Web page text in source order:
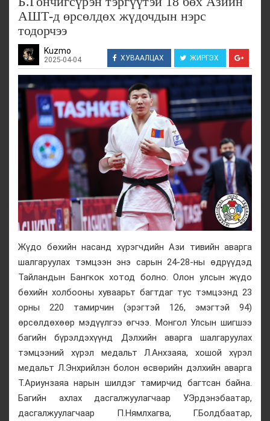
АШТ-д өрсөлдөх жүдочдын нэрс
тодорчээ
Kuzmo
2025-04-04 ХУВААЛЦАХ ЖИРГЭХ
Жүдо бөхийн насанд хүрэгчдийн Ази тивийн аварга
шалгаруулах тэмцээн энэ сарын 24-28-ны өдрүүдэд
Тайландын Бангкок хотод болно. Олон улсын жүдо
бөхийн холбооны хуваарьт багтдаг тус тэмцээнд 23
орны 220 тамирчин (эрэгтэй 126, эмэгтэй 94)
өрсөлдөхөөр мэдүүлгээ өгчээ. Монгол Улсын шигшээ
багийн бүрэлдэхүүнд Дэлхийн аварга шалгаруулах
тэмцээний хүрэл медальт Л.Анхзаяа, хошой хүрэл
медальт Л.Энхрийлэн болон өсвөрийн дэлхийн аварга
Т.Ариунзаяа нарын шилдэг тамирчид багтсан байна.
Багийн ахлах дасгалжуулагчаар У.Эрдэнэбаатар,
дасгалжуулагчаар П.Нямлхагва, Г.Болдбаатар,